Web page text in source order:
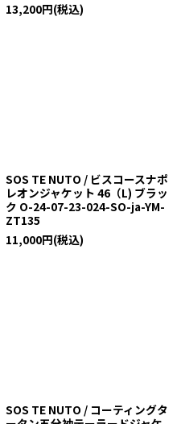
13,200円(税込)
SOS TE NUTO / ビスコースナポ
レオンジャケット 46（L) ブラッ
ク O-24-07-23-024-SO-ja-YM-
ZT135
11,000円(税込)
SOS TE NUTO / コーティングタ